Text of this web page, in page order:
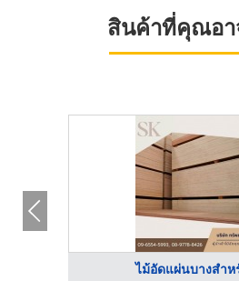
สินค้าที่คุณอา
ไม้อัดแผ่นบางสำห